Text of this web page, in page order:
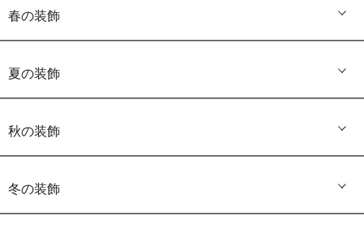
春の装飾
夏の装飾
秋の装飾
冬の装飾